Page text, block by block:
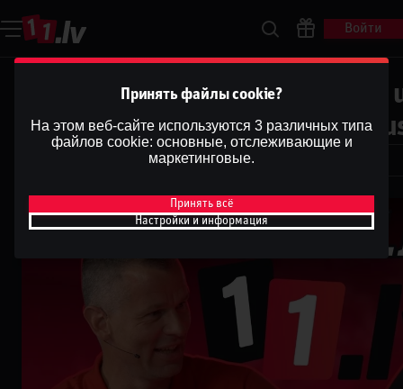
Войти
Laukuma līmenī: Šveices skola,
ripa neslīd, kurš iemetīs pret
Принять файлы cookie?
На этом веб-сайте используются 3 различных типа
файлов cookie: основные, отслеживающие и
маркетинговые.
Принять всё
Настройки и информация